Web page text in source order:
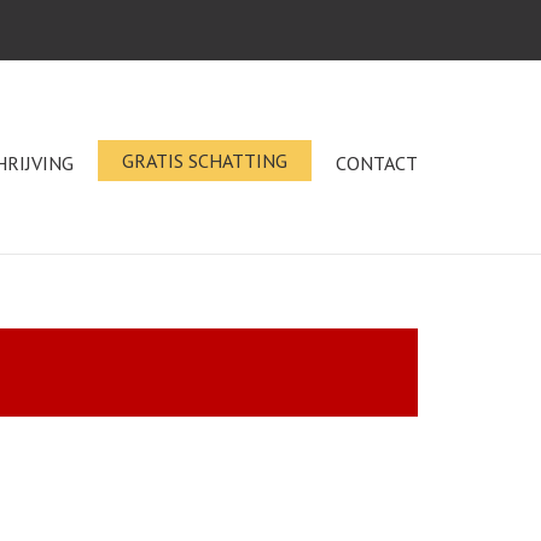
GRATIS SCHATTING CONTACT